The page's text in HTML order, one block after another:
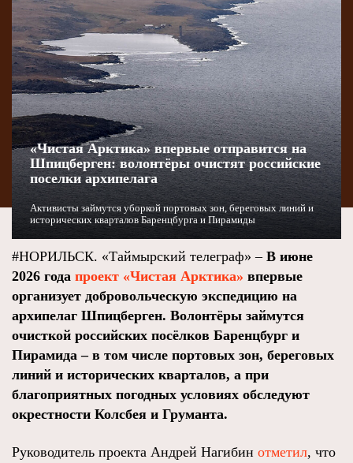
«Чистая Арктика» впервые отправится на
Шпицберген: волонтёры очистят российские
поселки архипелага
Активисты займутся уборкой портовых зон, береговых линий и
исторических кварталов Баренцбурга и Пирамиды
#НОРИЛЬСК. «Таймырский телеграф» – В июне
2026 года проект «Чистая Арктика» впервые
организует добровольческую экспедицию на
архипелаг Шпицберген. Волонтёры займутся
очисткой российских посёлков Баренцбург и
Пирамида – в том числе портовых зон, береговых
линий и исторических кварталов, а при
благоприятных погодных условиях обследуют
окрестности Колсбея и Груманта.
Руководитель проекта Андрей Нагибин отметил, что